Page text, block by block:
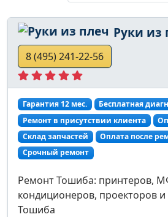
Руки из
8 (495) 241-22-56
Гарантия 12 мес.
Бесплатная
Ремонт в присутствии клиента
Склад запчастей
Оплата после
Срочный ремонт
Ремонт Тошиба: принтеров,
кондиционеров, проекторов и
Тошиба